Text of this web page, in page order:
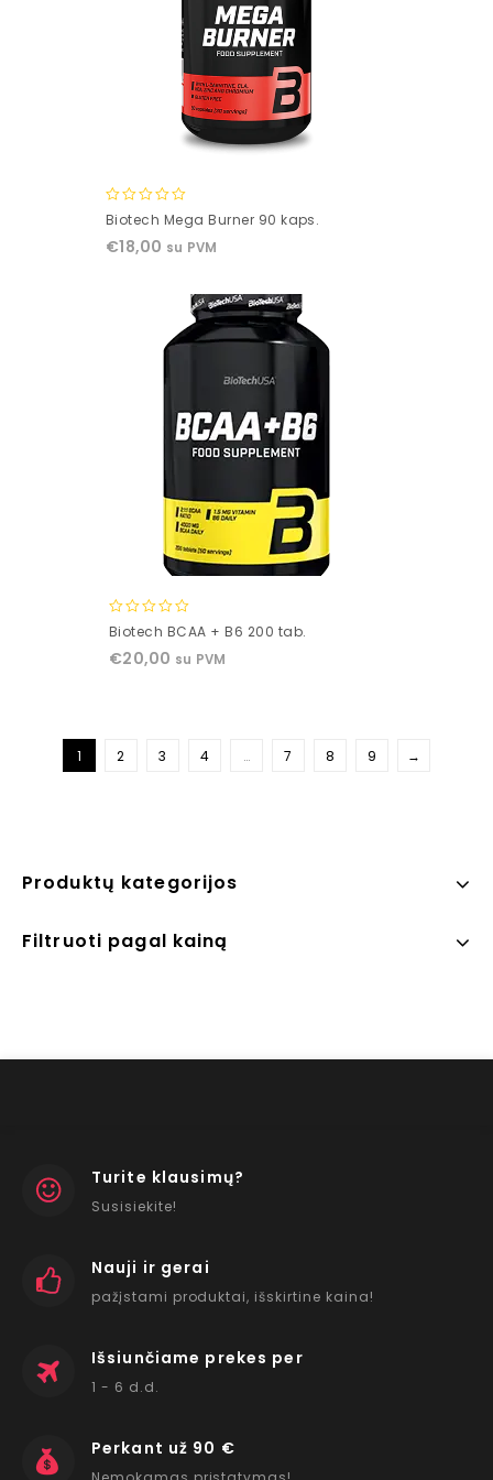
0
of
Biotech Mega Burner 90 kaps.
€18,00 su PVM
0
of
Biotech BCAA + B6 200 tab.
€20,00 su PVM
1 2 3 4 … 7 8 9 →
Produktų kategorijos
Filtruoti pagal kainą
Turite klausimų?
Susisiekite!
Nauji ir gerai
pažįstami produktai, išskirtine kaina!
Išsiunčiame prekes per
1 - 6 d.d.
Perkant už 90 €